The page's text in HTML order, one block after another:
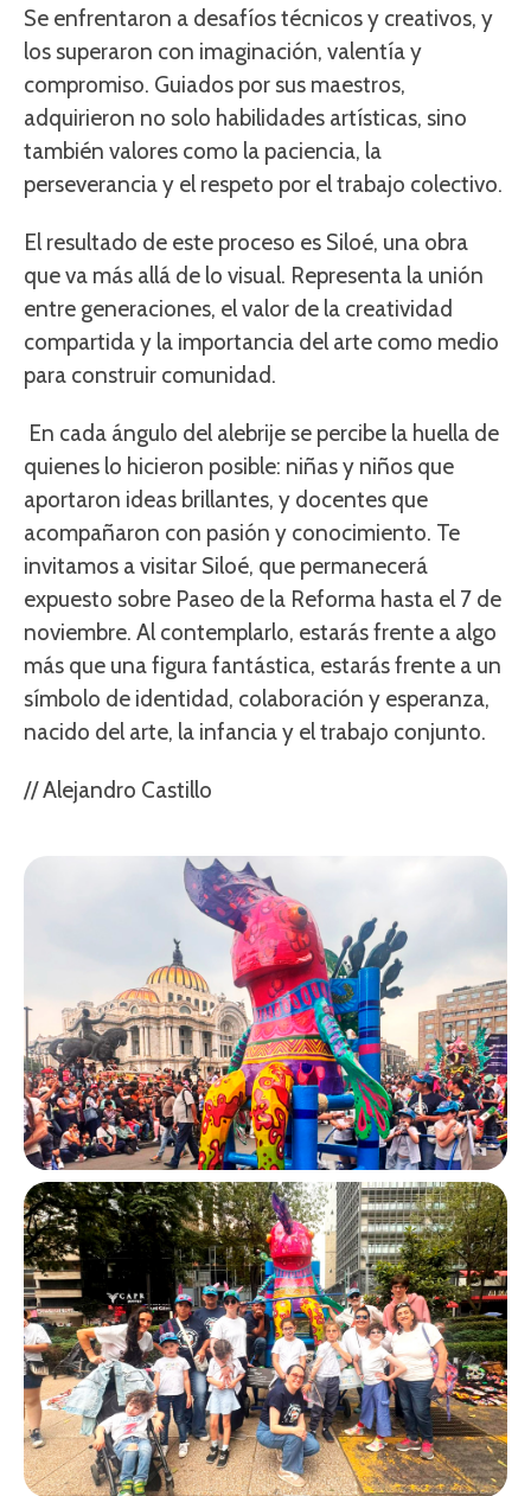
Se enfrentaron a desafíos técnicos y creativos, y
los superaron con imaginación, valentía y
compromiso. Guiados por sus maestros,
adquirieron no solo habilidades artísticas, sino
también valores como la paciencia, la
perseverancia y el respeto por el trabajo colectivo.
El resultado de este proceso es Siloé, una obra
que va más allá de lo visual. Representa la unión
entre generaciones, el valor de la creatividad
compartida y la importancia del arte como medio
para construir comunidad.
En cada ángulo del alebrije se percibe la huella de
quienes lo hicieron posible: niñas y niños que
aportaron ideas brillantes, y docentes que
acompañaron con pasión y conocimiento. Te
invitamos a visitar Siloé, que permanecerá
expuesto sobre Paseo de la Reforma hasta el 7 de
noviembre. Al contemplarlo, estarás frente a algo
más que una figura fantástica, estarás frente a un
símbolo de identidad, colaboración y esperanza,
nacido del arte, la infancia y el trabajo conjunto.
// Alejandro Castillo